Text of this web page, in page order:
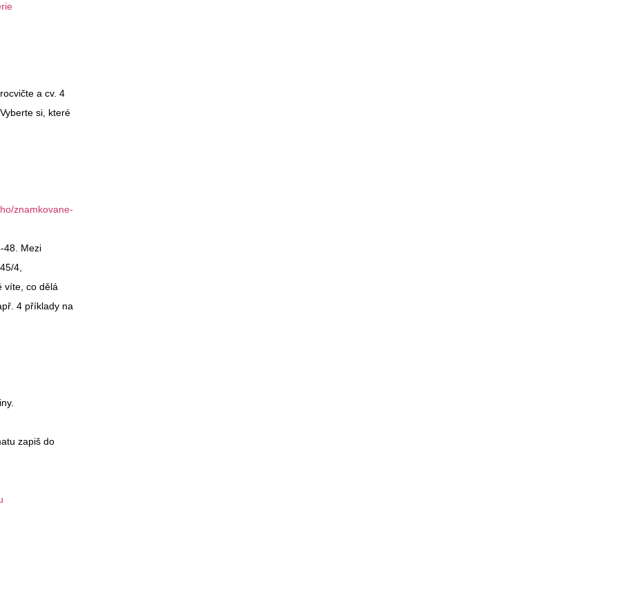
a cv. 4
si, které
znamkovane-
48. Mezi
4,
víte, co dělá
4 příklady na
zapiš do